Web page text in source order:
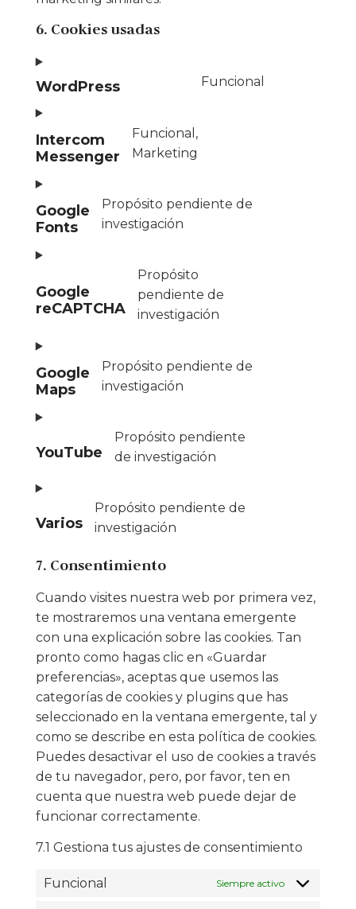
6. Cookies usadas
WordPress Funcional
Intercom
Messenger
Funcional,
Marketing
Google
Fonts
Propósito pendiente de
investigación
Google
reCAPTCHA
Propósito
pendiente de
investigación
Google
Maps
Propósito pendiente de
investigación
YouTube
Propósito pendiente
de investigación
Varios
Propósito pendiente de
investigación
7. Consentimiento
Cuando visites nuestra web por primera vez,
te mostraremos una ventana emergente
con una explicación sobre las cookies. Tan
pronto como hagas clic en «Guardar
preferencias», aceptas que usemos las
categorías de cookies y plugins que has
seleccionado en la ventana emergente, tal y
como se describe en esta política de cookies.
Puedes desactivar el uso de cookies a través
de tu navegador, pero, por favor, ten en
cuenta que nuestra web puede dejar de
funcionar correctamente.
7.1 Gestiona tus ajustes de consentimiento
Funcional Siempre activo